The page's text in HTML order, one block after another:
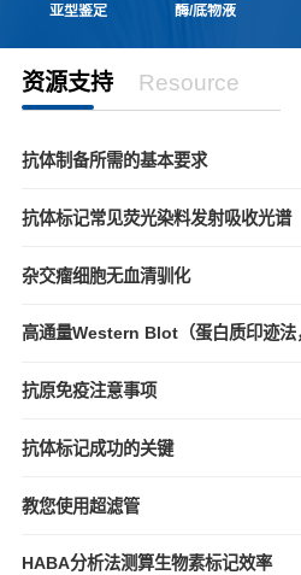
亚型鉴定 酶/底物液
资源支持 Resource
抗体制备所需的基本要求
抗体标记常见荧光染料发射吸收光谱
杂交瘤细胞无血清驯化
抗原免疫注意事项
抗体标记成功的关键
教您使用超滤管
HABA分析法测算生物素标记效率